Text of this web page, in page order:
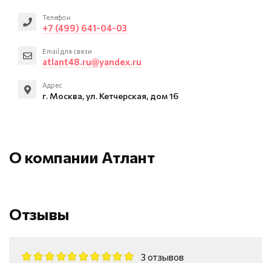
Телефон
+7 (499) 641-04-03
Email для связи
atlant48.ru@yandex.ru
Адрес
г. Москва, ул. Кетчерская, дом 16
О компании Атлант
Отзывы
3 отзывов